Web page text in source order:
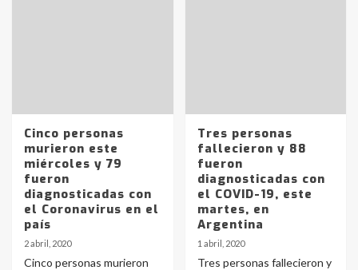
Cinco personas
murieron este
miércoles y 79
fueron
diagnosticadas con
el Coronavirus en el
país
2 abril, 2020
Cinco personas murieron
Tres personas
fallecieron y 88
fueron
diagnosticadas con
el COVID-19, este
martes, en
Argentina
1 abril, 2020
Tres personas fallecieron y